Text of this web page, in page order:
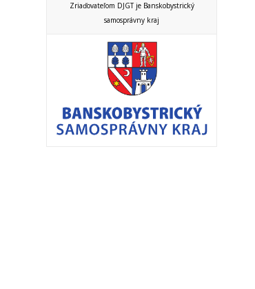
Zriaďovateľom DJGT je Banskobystrický
samosprávny kraj